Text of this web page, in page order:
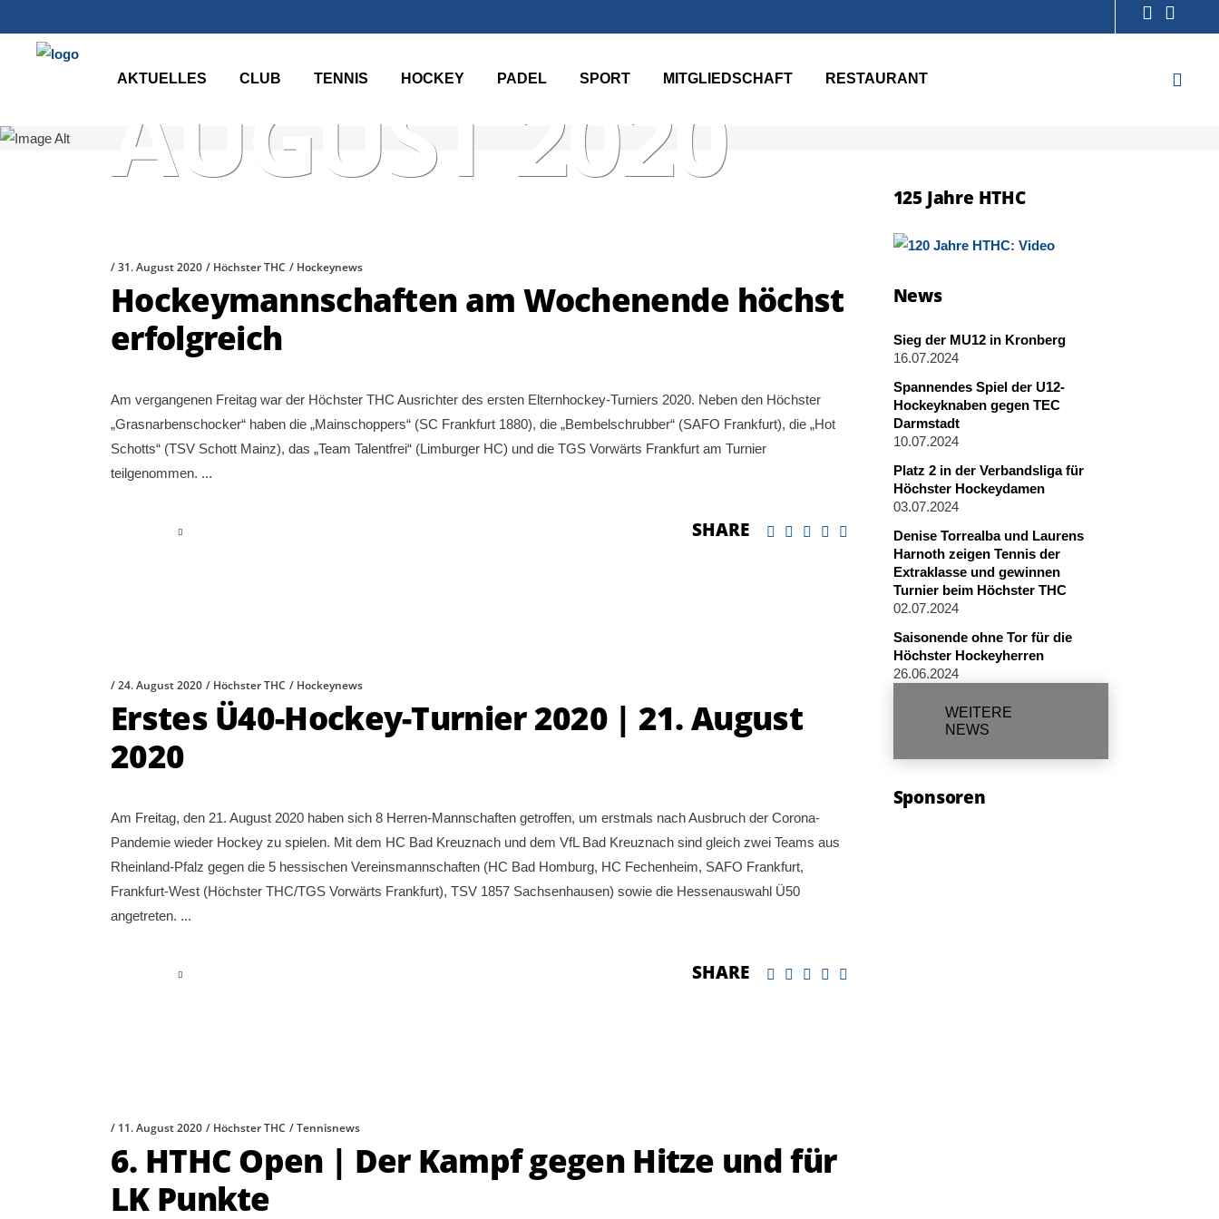
AKTUELLES CLUB TENNIS HOCKEY PADEL SPORT MITGLIEDSCHAFT RESTAURANT
AUGUST 2020
31. August 2020 Höchster THC Hockeynews
Hockeymannschaften am Wochenende höchst
erfolgreich
Am vergangenen Freitag war der Höchster THC Ausrichter des ersten Elternhockey-Turniers 2020. Neben den Höchster
„Grasnarbenschocker“ haben die „Mainschoppers“ (SC Frankfurt 1880), die „Bembelschrubber“ (SAFO Frankfurt), die „Hot
Schotts“ (TSV Schott Mainz), das „Team Talentfrei“ (Limburger HC) und die TGS Vorwärts Frankfurt am Turnier
teilgenommen.
SHARE
24. August 2020 Höchster THC Hockeynews
Erstes Ü40-Hockey-Turnier 2020 | 21. August
2020
Am Freitag, den 21. August 2020 haben sich 8 Herren-Mannschaften getroffen, um erstmals nach Ausbruch der Corona-
Pandemie wieder Hockey zu spielen. Mit dem HC Bad Kreuznach und dem VfL Bad Kreuznach sind gleich zwei Teams aus
Rheinland-Pfalz gegen die 5 hessischen Vereinsmannschaften (HC Bad Homburg, HC Fechenheim, SAFO Frankfurt,
Frankfurt-West (Höchster THC/TGS Vorwärts Frankfurt), TSV 1857 Sachsenhausen) sowie die Hessenauswahl Ü50
angetreten.
SHARE
11. August 2020 Höchster THC Tennisnews
6. HTHC Open | Der Kampf gegen Hitze und für
LK Punkte
125 Jahre HTHC
News
Sieg der MU12 in Kronberg
16.07.2024
Spannendes Spiel der U12-
Hockeyknaben gegen TEC
Darmstadt
10.07.2024
Platz 2 in der Verbandsliga für
Höchster Hockeydamen
03.07.2024
Denise Torrealba und Laurens
Harnoth zeigen Tennis der
Extraklasse und gewinnen
Turnier beim Höchster THC
02.07.2024
Saisonende ohne Tor für die
Höchster Hockeyherren
26.06.2024
WEITERE
NEWS
Sponsoren